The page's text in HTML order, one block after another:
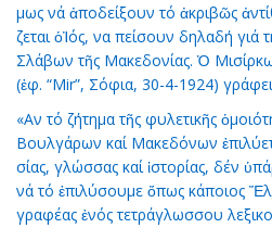
μως νά ἀ­πο­δεί­ξουν τό ἀ­κρι­βῶς
ζε­ται ὁἸ­ός, να πεί­σουν δη­λα­δή γιά
Σλά­βων τῆς Μα­κε­δο­νί­ας. Ὁ
(ἐφ. “Mir”, Σό­φια, 30-4-1924)
«Αν τό ζή­τη­μα τῆς φυ­λε­τι­κῆς
Βουλ­γά­ρων καί Μα­κε­δό­νων
σί­ας, γλώσ­σας καί ἱ­στο­ρί­ας, δέν
νά τό ἐ­πι­λύ­σου­με ὅ­πως κά­ποι­ος
γρα­φέ­ας ἑ­νός τε­τρά­γλωσ­σου